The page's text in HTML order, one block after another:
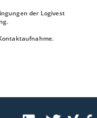
der Logivest